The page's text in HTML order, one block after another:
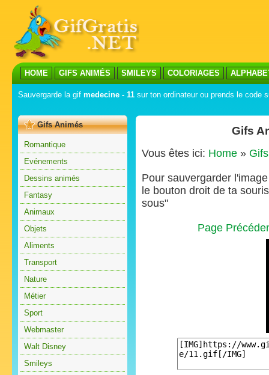
HOME GIFS ANIMÉS SMILEYS COLORIAGES
Sauvergarde la gif medecine - 11 sur ton ordinateur ou prends le code
Gifs Animés
Romantique
Evénements
Dessins animés
Fantasy
Animaux
Objets
Aliments
Transport
Nature
Métier
Sport
Webmaster
Walt Disney
Smileys
Gifs
Vous êtes ici: Home »
Pour sauvergarder
le bouton droit de ta
sous"
Page